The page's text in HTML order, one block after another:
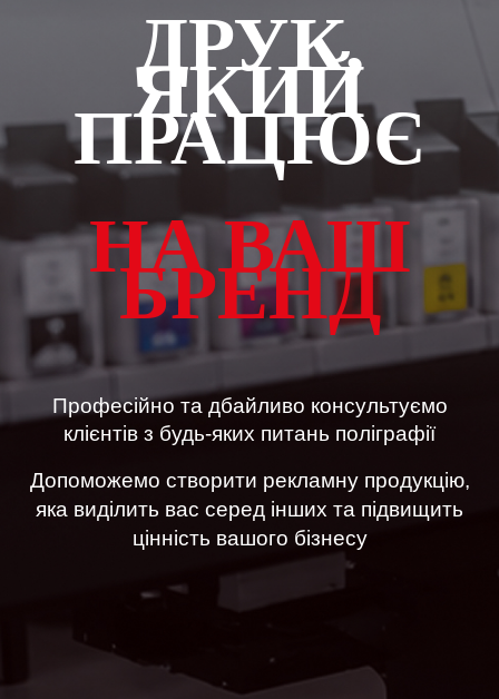
ДРУК,
ЯКИЙ
ПРАЦЮЄ
НА ВАШ
БРЕНД
Професійно та дбайливо консультуємо
клієнтів з будь-яких питань поліграфії
Допоможемо створити рекламну продукцію,
яка виділить вас серед інших та підвищить
цінність вашого бізнесу